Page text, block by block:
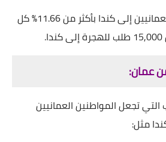
يتزايد عدد المهاجرين العمانيين إلى كندا بأكثر من 11.66٪ كل
عمان:
تجعل المواطنين العمانيين
مثل: